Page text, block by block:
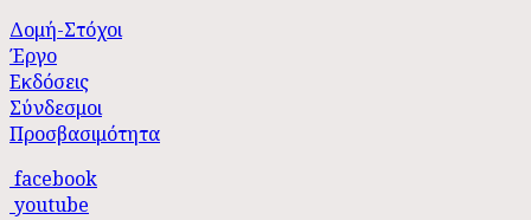
Δομή-Στόχοι
Έργο
Εκδόσεις
Σύνδεσμοι
Προσβασιμότητα
facebook
youtube